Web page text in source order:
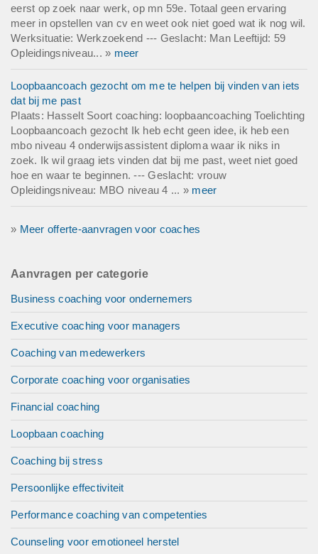
eerst op zoek naar werk, op mn 59e. Totaal geen ervaring
meer in opstellen van cv en weet ook niet goed wat ik nog wil.
Werksituatie: Werkzoekend --- Geslacht: Man Leeftijd: 59
Opleidingsniveau... » meer
Loopbaancoach gezocht om me te helpen bij vinden van iets
dat bij me past
Plaats: Hasselt Soort coaching: loopbaancoaching Toelichting
Loopbaancoach gezocht Ik heb echt geen idee, ik heb een
mbo niveau 4 onderwijsassistent diploma waar ik niks in
zoek. Ik wil graag iets vinden dat bij me past, weet niet goed
hoe en waar te beginnen. --- Geslacht: vrouw
Opleidingsniveau: MBO niveau 4 ... » meer
» Meer offerte-aanvragen voor coaches
Aanvragen per categorie
Business coaching voor ondernemers
Executive coaching voor managers
Coaching van medewerkers
Corporate coaching voor organisaties
Financial coaching
Loopbaan coaching
Coaching bij stress
Persoonlijke effectiviteit
Performance coaching van competenties
Counseling voor emotioneel herstel